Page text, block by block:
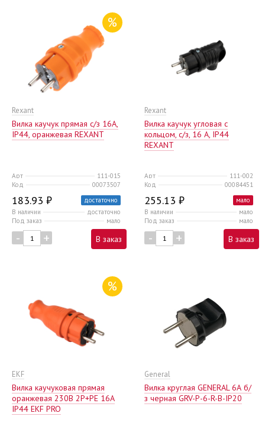
%
Rexant
Вилка каучук прямая c/з 16А,
IP44, оранжевая REXANT
Арт
111-015
Код
00073507
183.93 ₽
достаточно
В наличии
достаточно
Под заказ
мало
- + В заказ
Rexant
Вилка каучук угловая с
кольцом, с/з, 16 А, IP44
REXANT
Арт
111-002
Код
00084451
255.13 ₽
мало
В наличии
мало
Под заказ
мало
- + В заказ
%
EKF
Вилка каучуковая прямая
оранжевая 230В 2P+PE 16A
IP44 EKF PRO
General
Вилка круглая GENERAL 6А б/
з черная GRV-P-6-R-B-IP20